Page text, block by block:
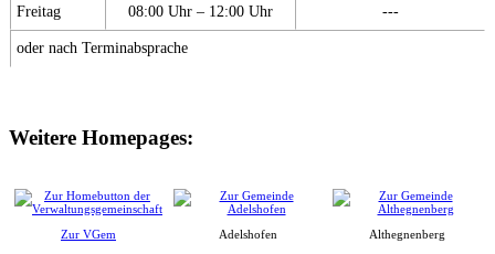
Freitag 08:00 Uhr – 12:00 Uhr ---
oder nach Terminabsprache
Weitere Homepages:
Zur VGem Adelshofen Althegnenberg